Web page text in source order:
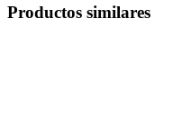
Productos similares